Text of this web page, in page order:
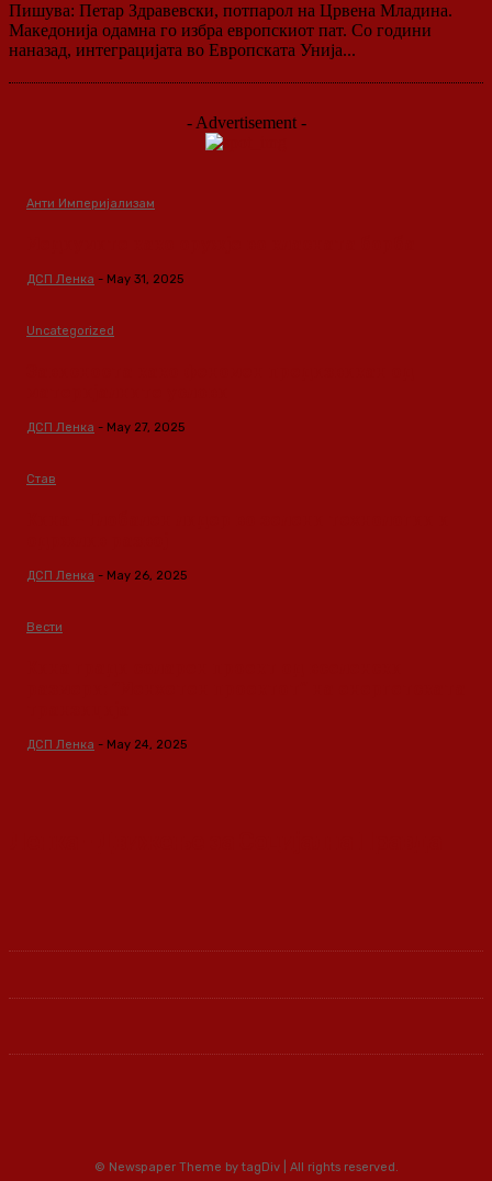
Пишува: Петар Здравевски, потпарол на Црвена Младина.
Македонија одамна го избра европскиот пат. Со години
наназад, интеграцијата во Европската Унија...
- Advertisement -
Анти Империјализам
ДСП Ленка - May 31, 2025
Uncategorized
ДСП Ленка - May 27, 2025
Став
ДСП Ленка - May 26, 2025
Вести
ДСП Ленка - May 24, 2025
© Newspaper Theme by tagDiv | All rights reserved.